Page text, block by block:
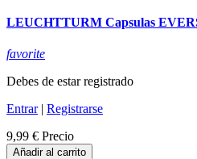
LEUCHTTURM Capsulas
favorite
Debes de estar registrado
Entrar| Registrarse
9,99 € Precio
Añadir al carrito